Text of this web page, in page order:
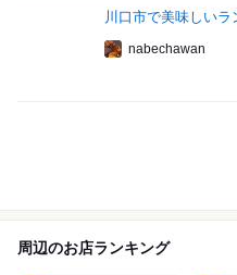
川口市で美味しいラ
nabechawan
周辺のお店ランキング